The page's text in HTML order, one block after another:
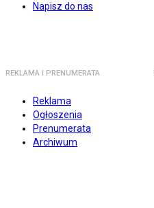
Napisz do nas
REKLAMA I PRENUMERATA
Reklama
Ogłoszenia
Prenumerata
Archiwum